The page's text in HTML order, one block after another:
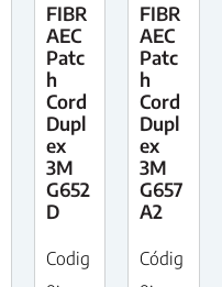
FIBR
AEC
Patc
h
Cord
Dupl
ex
3M
G652
D
Codig
FIBR
AEC
Patc
h
Cord
Dupl
ex
3M
G657
A2
Códig